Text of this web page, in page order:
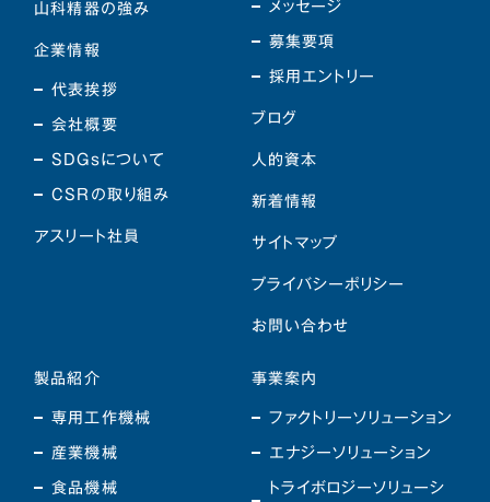
山科精器の強み
企業情報
代表挨拶
会社概要
SDGsについて
CSRの取り組み
アスリート社員
事業案内
ファクトリーソリューション
エナジーソリューション
トライボロジーソリューシ
製品紹介
専用工作機械
産業機械
食品機械
メッセージ
募集要項
採用エントリー
ブログ
人的資本
新着情報
サイトマップ
プライバシーポリシー
お問い合わせ